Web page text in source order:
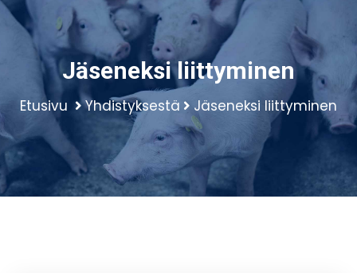
Jäseneksi liittyminen
Etusivu Yhdistyksestä Jäseneksi liittyminen